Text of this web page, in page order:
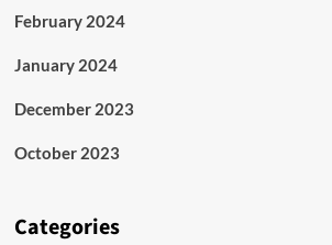
February 2024
January 2024
December 2023
October 2023
Categories